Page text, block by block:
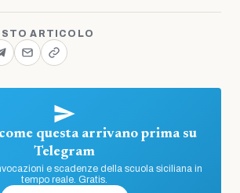
ARTICOLO
questa arrivano prima su
Telegram
e scadenze della scuola siciliana in
tempo reale. Gratis.